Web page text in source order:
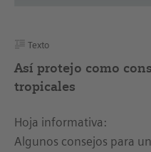
Texto
Así protejo como
tropicales
Hoja informativa:
Algunos consejos para